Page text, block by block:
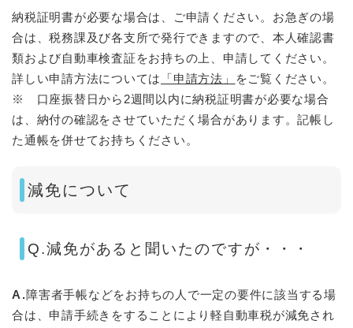
納税証明書が必要な場合は、ご申請ください。お急ぎの場
合は、税務課及び各支所で発行できますので、本人確認書
類および自動車検査証をお持ちの上、申請してください。
詳しい申請方法については
「申請方法」
をご覧ください。
※ 口座振替日から2週間以内に納税証明書が必要な場合
は、納付の確認をさせていただく場合があります。記帳し
た通帳を併せてお持ちください。
減免について
Q.減免があると聞いたのですが・・・
A.障害者手帳などをお持ちの人で一定の要件に該当する場
合は、申請手続きをすることにより軽自動車税が減免され